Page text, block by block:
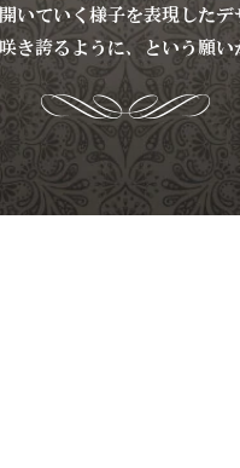
いていく様子を表現したデ
き誇るように、という願い